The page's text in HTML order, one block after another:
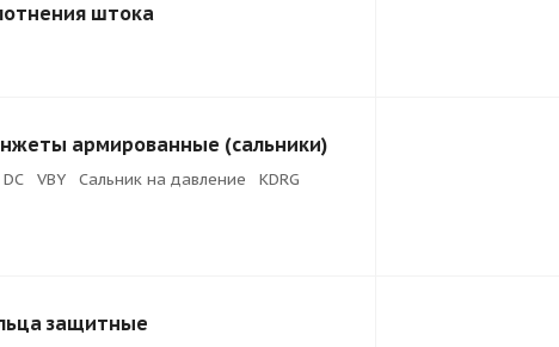
штока
армированные (сальники)
DC VBY Сальник на давление KDRG
защитные